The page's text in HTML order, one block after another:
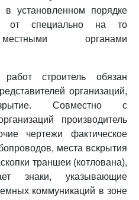
в установленном порядке
от специально на то
органами
строитель обязан
организаций,
Совместно с
производитель
чертежи фактическое
места вскрытия
траншеи (котлована),
знаки, указывающие
коммуникаций в зоне